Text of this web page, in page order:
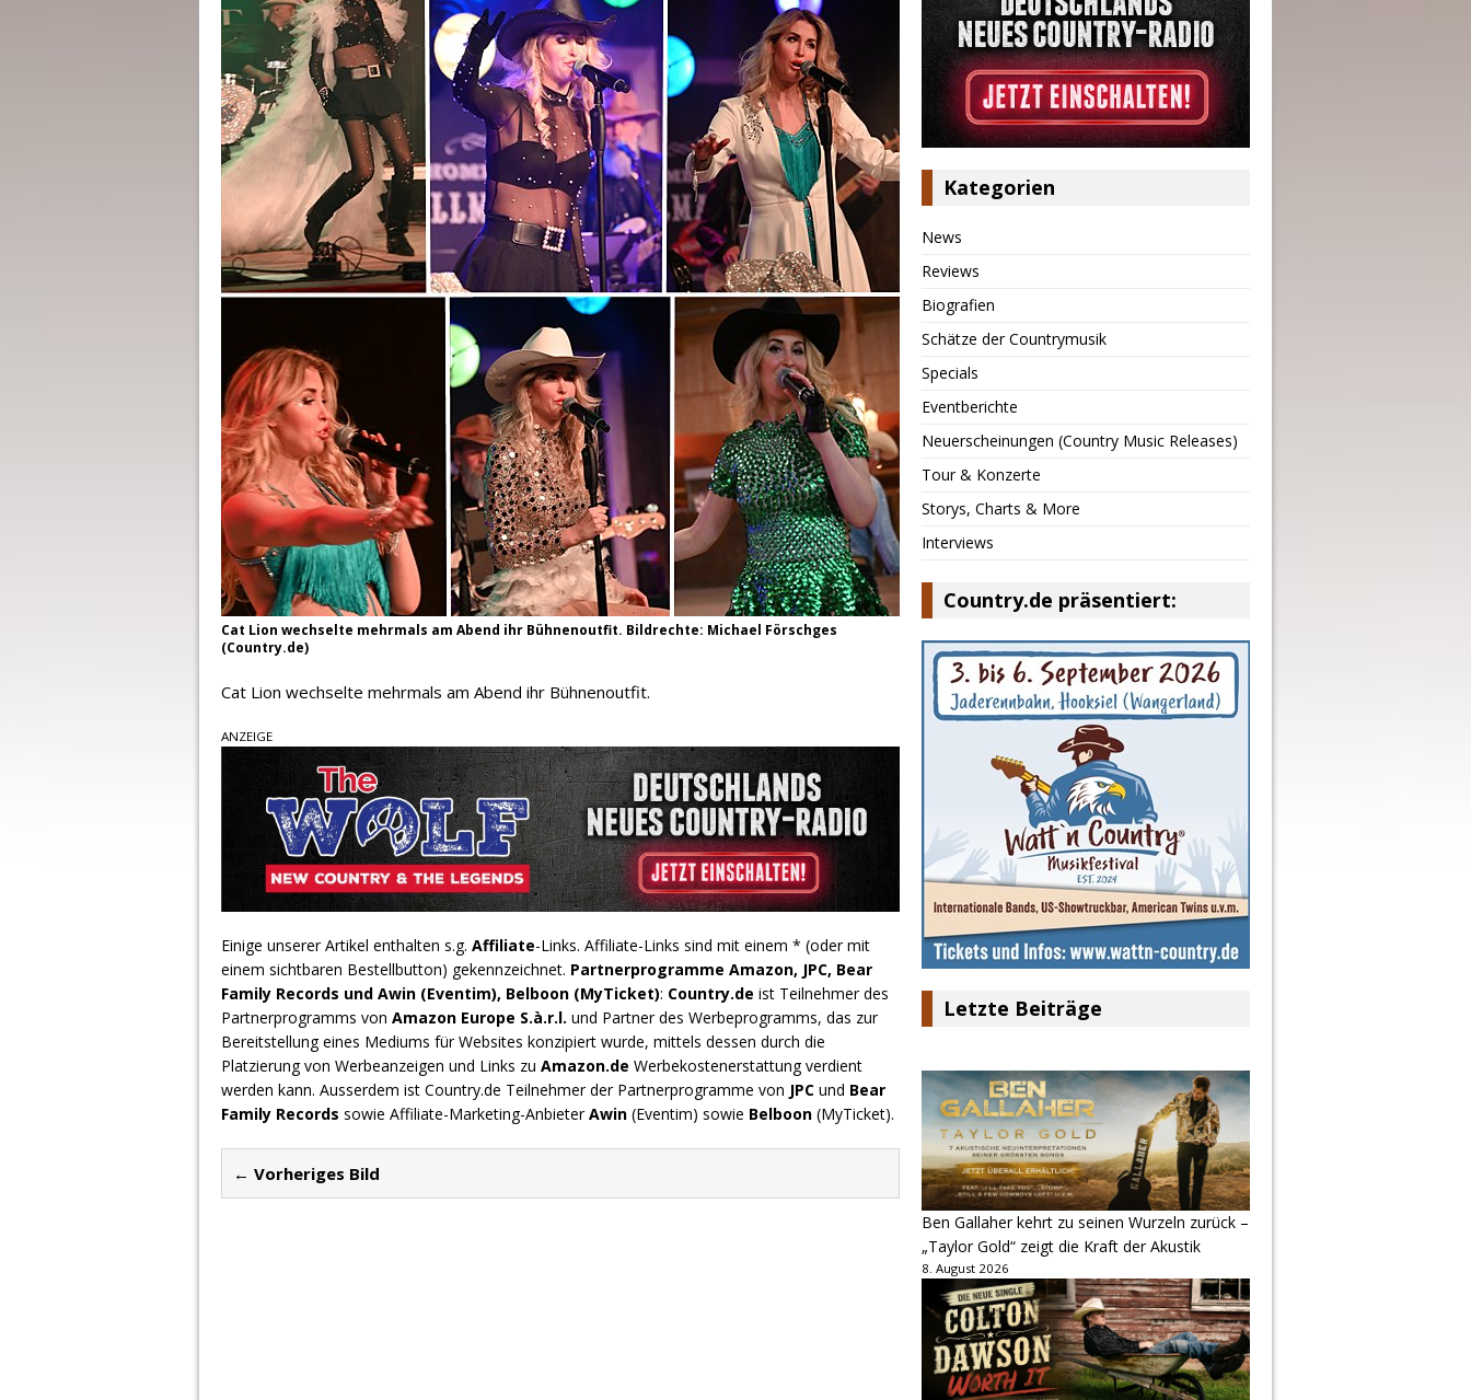
Cat Lion wechselte mehrmals am Abend ihr Bühnenoutfit. Bildrechte: Michael Förschges
(Country.de)
Cat Lion wechselte mehrmals am Abend ihr Bühnenoutfit.
ANZEIGE
Einige unserer Artikel enthalten s.g. Affiliate-Links. Affiliate-Links sind mit einem * (oder mit
einem sichtbaren Bestellbutton) gekennzeichnet. Partnerprogramme Amazon, JPC, Bear
Family Records und Awin (Eventim), Belboon (MyTicket): Country.de ist Teilnehmer des
Partnerprogramms von Amazon Europe S.à.r.l. und Partner des Werbeprogramms, das zur
Bereitstellung eines Mediums für Websites konzipiert wurde, mittels dessen durch die
Platzierung von Werbeanzeigen und Links zu Amazon.de Werbekostenerstattung verdient
werden kann. Ausserdem ist Country.de Teilnehmer der Partnerprogramme von JPC und Bear
Family Records sowie Affiliate-Marketing-AnbieterAwin (Eventim) sowie Belboon (MyTicket).
← Vorheriges Bild
Kategorien
News
Reviews
Biografien
Schätze der Countrymusik
Specials
Eventberichte
Neuerscheinungen (Country Music Releases)
Tour & Konzerte
Storys, Charts & More
Interviews
Country.de präsentiert:
Letzte Beiträge
Ben Gallaher kehrt zu seinen Wurzeln zurück –
„Taylor Gold“ zeigt die Kraft der Akustik
8. August 2026